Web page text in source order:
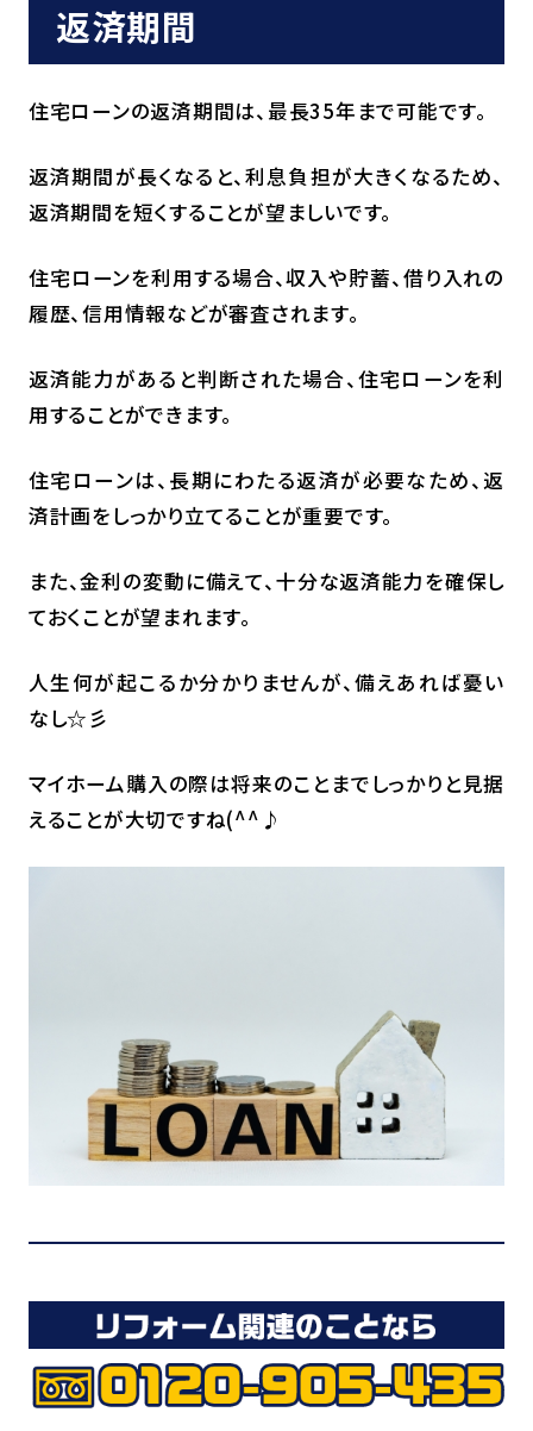
返済期間
住宅ローンの返済期間は、最長35年まで可能です。
返済期間が長くなると、利息負担が大きくなるため、
返済期間を短くすることが望ましいです。
住宅ローンを利用する場合、収入や貯蓄、借り入れの
履歴、信用情報などが審査されます。
返済能力があると判断された場合、住宅ローンを利
用することができます。
住宅ローンは、長期にわたる返済が必要なため、返
済計画をしっかり立てることが重要です。
また、金利の変動に備えて、十分な返済能力を確保し
ておくことが望まれます。
人生何が起こるか分かりませんが、備えあれば憂い
なし☆彡
マイホーム購入の際は将来のことまでしっかりと見据
えることが大切ですね(^^♪